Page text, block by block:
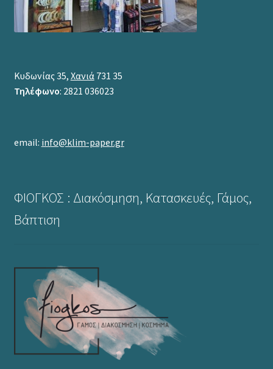
Κυδωνίας 35, Χανιά731 35
Τηλέφωνο: 2821 036023
email: info@klim-paper.gr
ΦΙΟΓΚΟΣ : Διακόσμηση, Κατασκευές, Γάμος,
Βάπτιση